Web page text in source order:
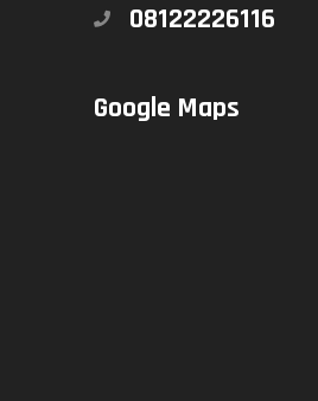
08122226116
Google Maps